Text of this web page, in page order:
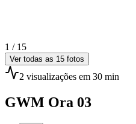
1 / 15
Ver todas as 15 fotos
2 visualizações em 30 min
GWM Ora 03